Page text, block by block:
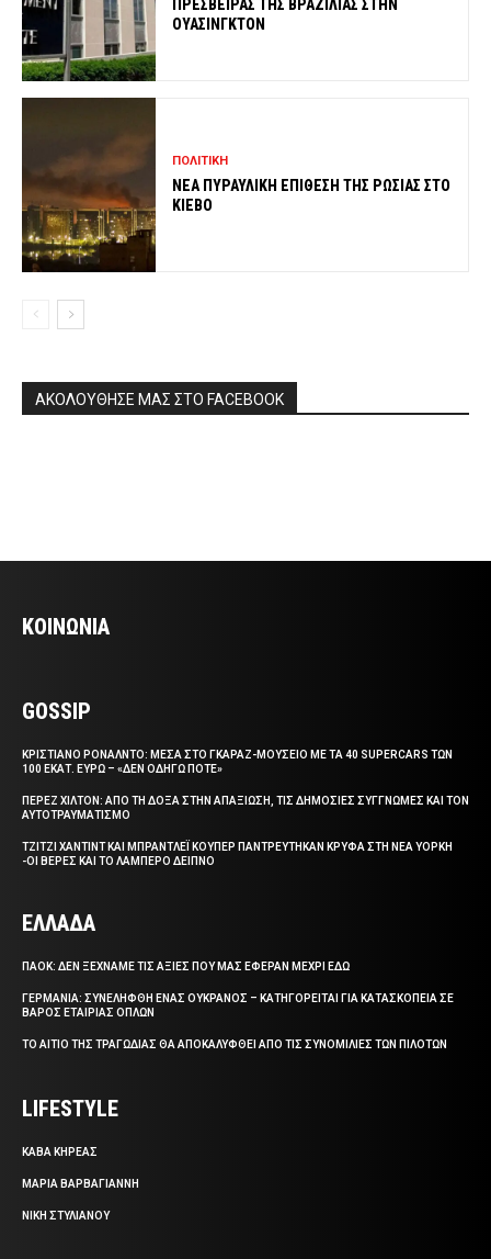
ΠΡΕΣΒΕΙΡΑΣ ΤΗΣ ΒΡΑΖΙΛΙΑΣ ΣΤΗΝ
ΟΥΑΣΙΝΓΚΤΟΝ
ΠΟΛΙΤΙΚΗ
ΝΕΑ ΠΥΡΑΥΛΙΚΗ ΕΠΙΘΕΣΗ ΤΗΣ ΡΩΣΙΑΣ ΣΤΟ
ΚΙΕΒΟ
ΑΚΟΛΟΥΘΗΣΕ ΜΑΣ ΣΤΟ FACEBOOK
ΚΟΙΝΩΝΙΑ
GOSSIP
ΚΡΙΣΤΙΑΝΟ ΡΟΝΑΛΝΤΟ: ΜΕΣΑ ΣΤΟ ΓΚΑΡΑΖ-ΜΟΥΣΕΙΟ ΜΕ ΤΑ 40 SUPERCARS ΤΩΝ
100 ΕΚΑΤ. ΕΥΡΩ – «ΔΕΝ ΟΔΗΓΩ ΠΟΤΕ»
ΠΕΡΕΖ ΧΙΛΤΟΝ: ΑΠΟ ΤΗ ΔΟΞΑ ΣΤΗΝ ΑΠΑΞΙΩΣΗ, ΤΙΣ ΔΗΜΟΣΙΕΣ ΣΥΓΓΝΩΜΕΣ ΚΑΙ ΤΟΝ
ΑΥΤΟΤΡΑΥΜΑΤΙΣΜΟ
ΤΖΙΤΖΙ ΧΑΝΤΙΝΤ ΚΑΙ ΜΠΡΑΝΤΛΕΪ ΚΟΥΠΕΡ ΠΑΝΤΡΕΥΤΗΚΑΝ ΚΡΥΦΑ ΣΤΗ ΝΕΑ ΥΟΡΚΗ
-ΟΙ ΒΕΡΕΣ ΚΑΙ ΤΟ ΛΑΜΠΕΡΟ ΔΕΙΠΝΟ
ΕΛΛΑΔΑ
ΠΑΟΚ: ΔΕΝ ΞΕΧΝΑΜΕ ΤΙΣ ΑΞΙΕΣ ΠΟΥ ΜΑΣ ΕΦΕΡΑΝ ΜΕΧΡΙ ΕΔΩ
ΓΕΡΜΑΝΙΑ: ΣΥΝΕΛΗΦΘΗ ΕΝΑΣ ΟΥΚΡΑΝΟΣ – ΚΑΤΗΓΟΡΕΙΤΑΙ ΓΙΑ ΚΑΤΑΣΚΟΠΕΙΑ ΣΕ
ΒΑΡΟΣ ΕΤΑΙΡΙΑΣ ΟΠΛΩΝ
ΤΟ ΑΙΤΙΟ ΤΗΣ ΤΡΑΓΩΔΙΑΣ ΘΑ ΑΠΟΚΑΛΥΦΘΕΙ ΑΠΟ ΤΙΣ ΣΥΝΟΜΙΛΙΕΣ ΤΩΝ ΠΙΛΟΤΩΝ
LIFESTYLE
ΚΑΒΑ ΚΗΡΕΑΣ
ΜΑΡΙΑ ΒΑΡΒΑΓΙΑΝΝΗ
ΝΙΚΗ ΣΤΥΛΙΑΝΟΥ